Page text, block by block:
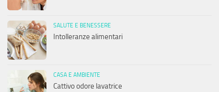
SALUTE E BENESSERE
Intolleranze alimentari
CASA E AMBIENTE
Cattivo odore lavatrice